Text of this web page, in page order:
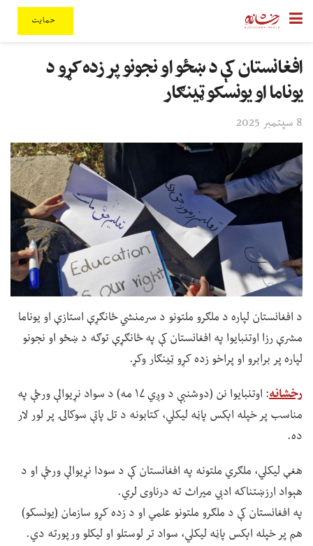
حمایت
افغانستان کې د ښځو او نجونو پر زده کړو د
یوناما او یونسکو ټينګار
8 سپتمبر 2025
د افغانستان لپاره د ملګرو ملتونو د سرمنشي ځانګړې استازې او یوناما
مشرې رزا اوتنبایوا په افغانستان کې په ځانګړې توګه د ښځو او نجونو
لپاره پر برابرو او پراخو زده کړو ټينګار وکړ.
رخشانه
: اوتنبایوا نن (دوشنبې د وږي ۱۷ مه) د سواد نړیوالې ورځې په
مناسب پر خپله اېکس پاڼه لیکلي، کتابونه د تل پاتې سوکالۍ پر لور لار
ده.
هغې لیکلي، ملګري ملتونه په افغانستان کې د سودا نړیوالې ورځې او د
هېواد ارزښتناکه ادبي میراث ته درناوی لري.
په افغانستان کې د ملګرو ملتونو علمي او د زده کړو سازمان (یونسکو)
هم پر خپله اېکس پاڼه لیکلي، سواد تر لوستلو او لیکلو ورپورته دي.